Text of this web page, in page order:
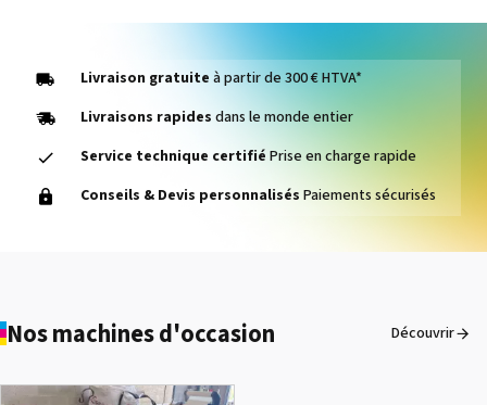
1000014464 PAD, CLEANER
Livraison gratuite à partir de 300 € HTVA*
Livraisons rapides dans le monde entier
Service technique certifié Prise en charge rapide
Conseils & Devis personnalisés Paiements sécurisés
Nos machines d'occasion Découvrir